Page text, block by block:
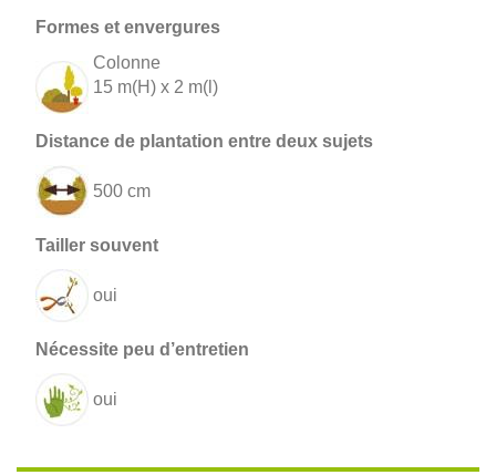
Colonne
15 m(H) x 2 m(l)
500 cm
oui
oui